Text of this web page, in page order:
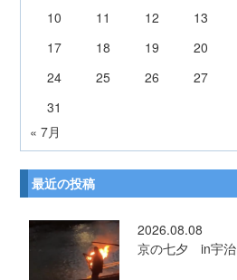
10
11 12 13
17
18 19 20
24
25 26 27
31
« 7月
最近の投稿
2026.08.08
京の七夕 in宇治